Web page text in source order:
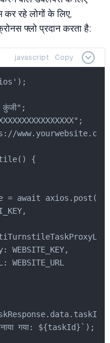
कर रहे लोगों के लिए,
फ्लो प्रदान करता है:
javascript Copy
कुंजी";
{
= await
WEBSITE_KEY,
WEBSITE_URL
गया: ${taskId}`);